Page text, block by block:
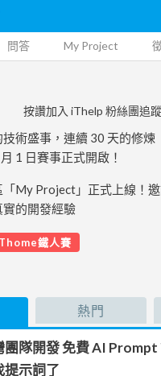
問答 My Project
按讚加入 iThelp 粉絲團追蹤
術盛事，連續 30 天的修煉
1 日賽事正式開啟！
My Project」正式上線！邀
的開發經驗
鐵人賽
熱門
團隊開發 免費 AI
提示詞了